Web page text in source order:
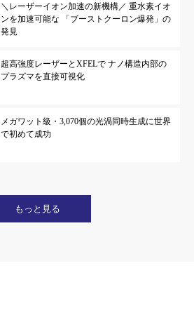
＼レーザーイオン加速の新機構／ 重水素イオ
ンを加速可能な 「ブーストクーロン爆発」の
発見
超高強度レーザーとXFELで ナノ構造内部の
プラズマを直接可視化
メガワット級・3,070個の光渦同時生成に世界
で初めて成功
もっと見る